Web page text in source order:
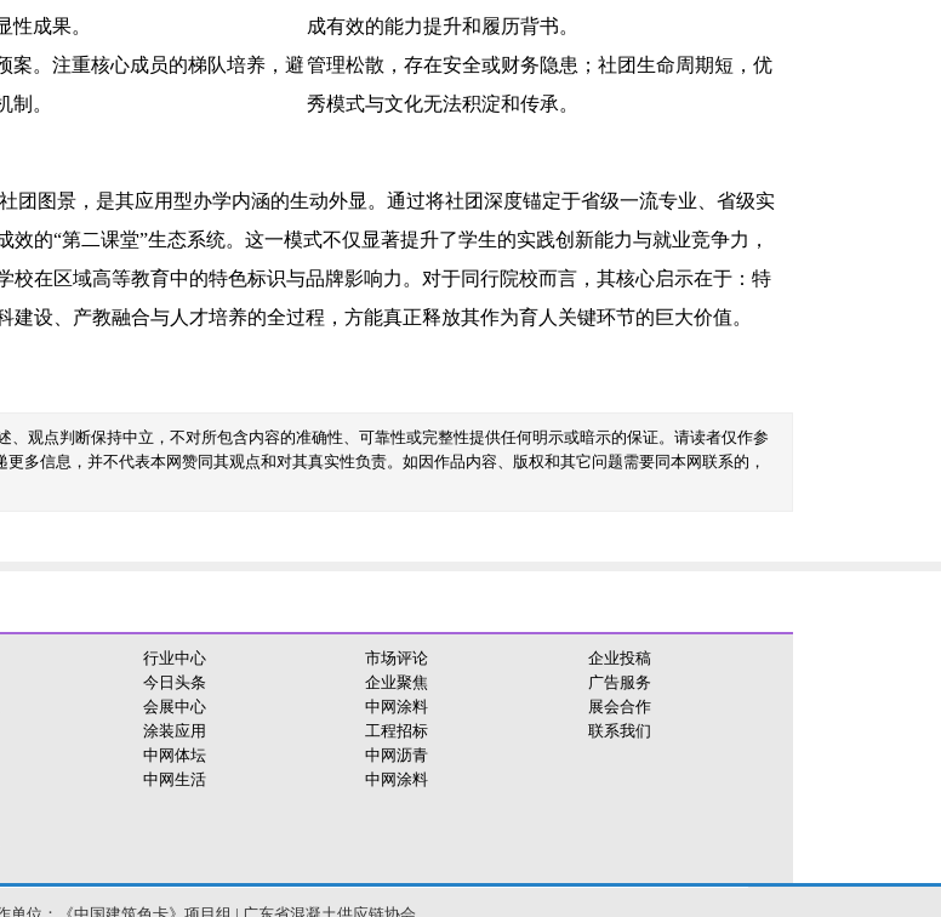
成果。
成有效的能力提升和履历背书。
案。注重核心成员的梯队培养，避
制。
管理松散，存在安全或财务隐患；社团生命周期短，优
秀模式与文化无法积淀和传承。
团图景，是其应用型办学内涵的生动外显。通过将社团深度锚定于省级一流专业、省级实
的“第二课堂”生态系统。这一模式不仅显著提升了学生的实践创新能力与就业竞争力，
在区域高等教育中的特色标识与品牌影响力。对于同行院校而言，其核心启示在于：特
设、产教融合与人才培养的全过程，方能真正释放其作为育人关键环节的巨大价值。
、观点判断保持中立，不对所包含内容的准确性、可靠性或完整性提供任何明示或暗示的保证。请读者仅作参
多信息，并不代表本网赞同其观点和对其真实性负责。如因作品内容、版权和其它问题需要同本网联系的，
行业中心
今日头条
会展中心
涂装应用
中网体坛
中网生活
市场评论
企业聚焦
中网涂料
工程招标
中网沥青
中网涂料
企业投稿
广告服务
展会合作
联系我们